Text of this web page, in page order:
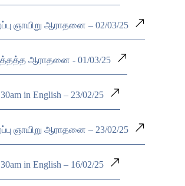
ஞாயிறு ஆராதனை – 02/03/25
ஆராதனை - 01/03/25
in English – 23/02/25
ஞாயிறு ஆராதனை – 23/02/25
in English – 16/02/25